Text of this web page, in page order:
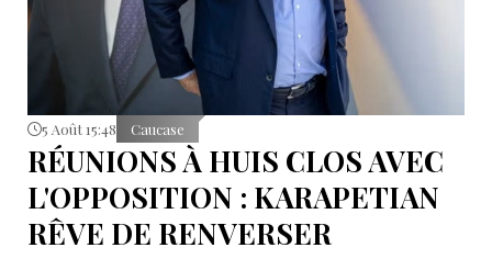
5 Août 15:48 Caucase
RÉUNIONS À HUIS CLOS AVEC
L'OPPOSITION : KARAPETIAN
RÊVE DE RENVERSER